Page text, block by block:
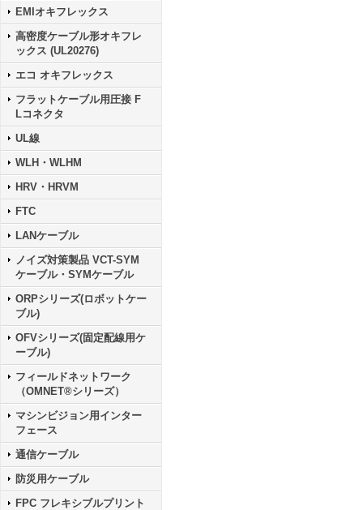
EMIオキフレックス
高密度ケーブル形オキフレ
ックス (UL20276)
エコ オキフレックス
フラットケーブル用圧接 F
Lコネクタ
UL線
WLH・WLHM
HRV・HRVM
FTC
LANケーブル
ノイズ対策製品 VCT-SYM
ケーブル・SYMケーブル
ORPシリーズ(ロボットケー
ブル)
OFVシリーズ(固定配線用ケ
ーブル)
フィールドネットワーク
（OMNET®シリーズ）
マシンビジョン用インター
フェース
通信ケーブル
防災用ケーブル
FPC フレキシブルプリント